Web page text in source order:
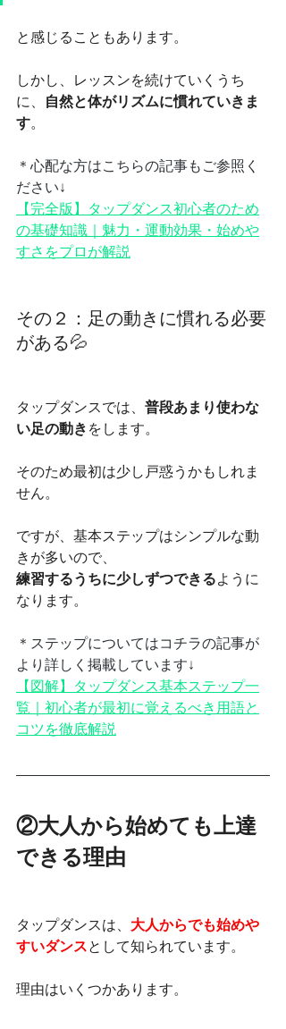
と感じることもあります。
しかし、レッスンを続けていくうち
に、
自然と体がリズムに慣れていきま
す。
＊心配な方はこちらの記事もご参照く
ださい↓
【完全版】タップダンス初心者のため
の基礎知識｜魅力・運動効果・始めや
すさをプロが解説
その２：足の動きに慣れる必要
がある💦
タップダンスでは、 普段あまり使わな
い足の動き をします。
そのため最初は少し戸惑うかもしれま
せん。
ですが、基本ステップはシンプルな動
きが多いので、
練習するうちに少しずつできるように
なります。
＊ステップについてはコチラの記事が
より詳しく掲載しています↓
【図解】タップダンス基本ステップ一
覧｜初心者が最初に覚えるべき用語と
コツを徹底解説
②大人から始めても上達
できる理由
タップダンスは、 大人からでも始めや
すいダンスとして知られています。
理由はいくつかあります。